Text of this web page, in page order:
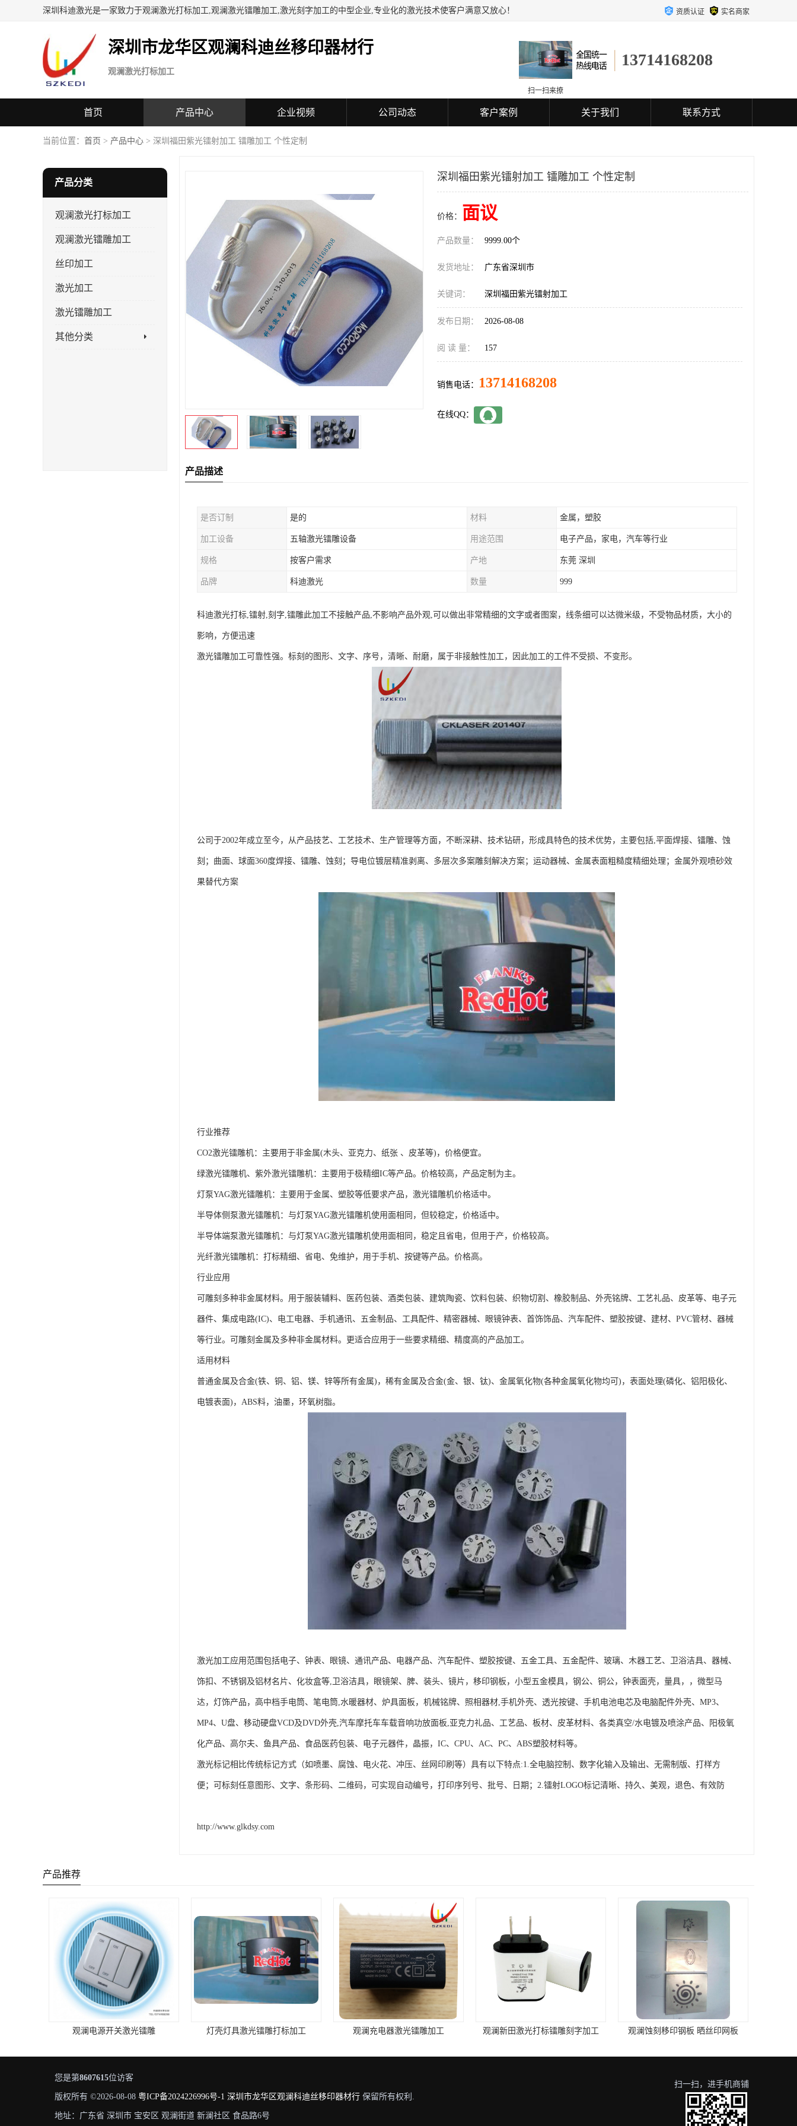
深圳科迪激光是一家致力于观澜激光打标加工,观澜激光镭雕加工,激光刻字加工的中型企业,专业化的激光技术使客户满意又放心！ 资质认证 实名商家
深圳市龙华区观澜科迪丝移印器材行
观澜激光打标加工
13714168208
扫一扫来撩
首页 产品中心 企业视频 公司动态 客户案例 关于我们 联系方式
当前位置： 首页 > 产品中心 > 深圳福田紫光镭射加工 镭雕加工 个性定制
产品分类
观澜激光打标加工
观澜激光镭雕加工
丝印加工
激光加工
激光镭雕加工
其他分类
深圳福田紫光镭射加工 镭雕加工 个性定制
价格： 面议
产品数量： 9999.00个
发货地址： 广东省深圳市
关键词： 深圳福田紫光镭射加工
发布日期： 2026-08-08
阅 读 量： 157
销售电话： 13714168208
在线QQ：
产品描述
是否订制 是的 材料 金属，塑胶
加工设备 五轴激光镭雕设备 用途范围 电子产品，家电，汽车等行业
规格 按客户需求 产地 东莞 深圳
品牌 科迪激光 数量 999
科迪激光打标,镭射,刻字,镭雕此加工不接触产品,不影响产品外观,可以做出非常精细的文字或者图案，线条细可以达微米级，不受物品材质，大小的
影响，方便迅速
激光镭雕加工可靠性强。标刻的图形、文字、序号，清晰、耐磨，属于非接触性加工，因此加工的工件不受损、不变形。
公司于2002年成立至今，从产品技艺、工艺技术、生产管理等方面，不断深耕、技术钻研，形成具特色的技术优势，主要包括,平面焊接、镭雕、蚀
刻；曲面、球面360度焊接、镭雕、蚀刻；导电位镀层精准剥离、多层次多案雕刻解决方案；运动器械、金属表面粗糙度精细处理；金属外观喷砂效
果替代方案
行业推荐
CO2激光镭雕机：主要用于非金属(木头、亚克力、纸张 、皮革等)，价格便宜。
绿激光镭雕机、紫外激光镭雕机：主要用于极精细IC等产品。价格较高，产品定制为主。
灯泵YAG激光镭雕机：主要用于金属、塑胶等低要求产品，激光镭雕机价格适中。
半导体侧泵激光镭雕机：与灯泵YAG激光镭雕机使用面相同，但较稳定，价格适中。
半导体端泵激光镭雕机：与灯泵YAG激光镭雕机使用面相同，稳定且省电，但用于产，价格较高。
光纤激光镭雕机：打标精细、省电、免维护，用于手机、按键等产品。价格高。
行业应用
可雕刻多种非金属材料。用于服装辅料、医药包装、酒类包装、建筑陶瓷、饮料包装、织物切割、橡胶制品、外壳铭牌、工艺礼品、皮革等、电子元
器件、集成电路(IC)、电工电器、手机通讯、五金制品、工具配件、精密器械、眼镜钟表、首饰饰品、汽车配件、塑胶按键、建材、PVC管材、器械
等行业。可雕刻金属及多种非金属材料。更适合应用于一些要求精细、精度高的产品加工。
适用材料
普通金属及合金(铁、铜、铝、镁、锌等所有金属)，稀有金属及合金(金、银、钛)、金属氧化物(各种金属氧化物均可)，表面处理(磷化、铝阳极化、
电镀表面)，ABS料，油墨，环氧树脂。
激光加工应用范围包括电子、钟表、眼镜、通讯产品、电器产品、汽车配件、塑胶按键、五金工具、五金配件、玻璃、木器工艺、卫浴洁具、器械、
饰扣、不锈钢及铝材名片、化妆盒等,卫浴洁具，眼镜架、脾、装头、镜片，移印钢板，小型五金模具，钢公、铜公，钟表面壳，量具，，微型马
达，灯饰产品，高中档手电筒、笔电筒,水暖器材、炉具面板，机械铭牌、照相器材,手机外壳、透光按键、手机电池电芯及电脑配件外壳、MP3、
MP4、U盘、移动硬盘VCD及DVD外壳,汽车摩托车车载音响功放面板,亚克力礼品、工艺品、板材、皮革材料、各类真空/水电镀及喷涂产品、阳极氧
化产品、高尔夫、鱼具产品、食品医药包装、电子元器件，晶振，IC、CPU、AC、PC、ABS塑胶材料等。
激光标记相比传统标记方式（如喷墨、腐蚀、电火花、冲压、丝网印刷等）具有以下特点:1.全电脑控制、数字化输入及输出、无需制版、打样方
便；可标刻任意图形、文字、条形码、二维码，可实现自动编号，打印序列号、批号、日期；2.镭射LOGO标记清晰、持久、美观，退色、有效防
http://www.glkdsy.com
产品推荐
观澜电源开关激光镭雕 灯壳灯具激光镭雕打标加工 观澜充电器激光镭雕加工 观澜新田激光打标镭雕刻字加工 观澜蚀刻移印钢板 晒丝印网板
您是第8607615位访客
版权所有 ©2026-08-08 粤ICP备2024226996号-1 深圳市龙华区观澜科迪丝移印器材行 保留所有权利.
地址：广东省 深圳市 宝安区 观澜街道 新澜社区 食品路6号
扫一扫，进手机商铺